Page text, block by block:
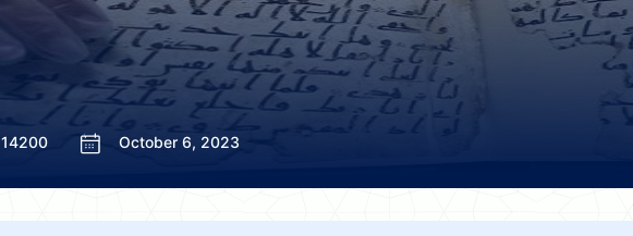
14200 October 6, 2023